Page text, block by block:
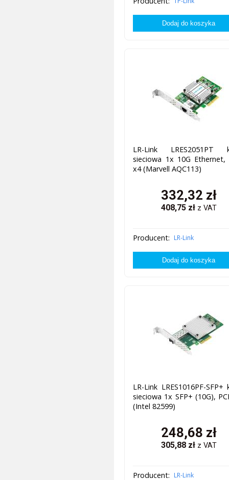
LR-Link LRES2051PT
sieciowa 1x 10G Ethernet,
x4 (Marvell AQC113)
332,32 zł
408,75zł z VAT
Producent: LR-Link
LR-Link LRES1016PF-SFP+
sieciowa 1x SFP+ (10G),
(Intel 82599)
248,68 zł
305,88zł z VAT
Producent: LR-Link